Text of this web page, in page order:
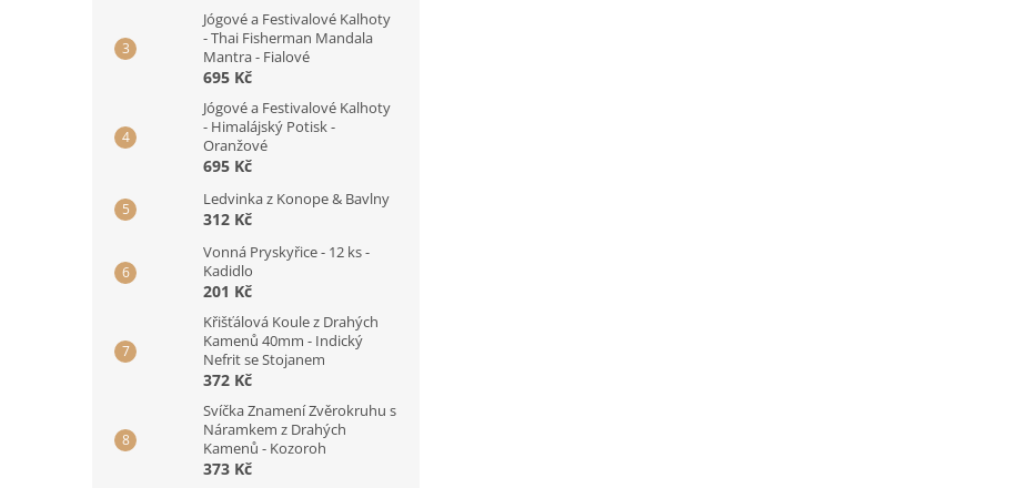
Jógové a Festivalové Kalhoty
- Thai Fisherman Mandala
Mantra - Fialové
695 Kč
Jógové a Festivalové Kalhoty
- Himalájský Potisk -
Oranžové
695 Kč
Ledvinka z Konope & Bavlny
312 Kč
Vonná Pryskyřice - 12 ks -
Kadidlo
201 Kč
Křišťálová Koule z Drahých
Kamenů 40mm - Indický
Nefrit se Stojanem
372 Kč
Svíčka Znamení Zvěrokruhu s
Náramkem z Drahých
Kamenů - Kozoroh
373 Kč